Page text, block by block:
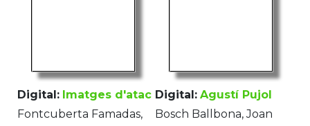
Digital: Imatges d'atac
Fontcuberta Famadas,
Digital: Agustí Pujol
Bosch Ballbona, Joan